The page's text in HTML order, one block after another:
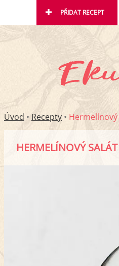
PŘIDAT RECEPT
Úvod • Recepty •
HERMELÍNOVÝ